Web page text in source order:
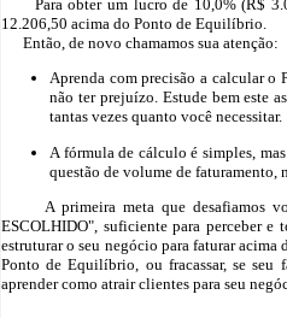
Para obter um lucro de 10,0% (R$
12.206,50 acima do Ponto de Equilíbrio.
Então, de novo chamamos sua atenção:
Aprenda com precisão a calcular o
não ter prejuízo. Estude bem este
tantas vezes quanto você necessitar.
A fórmula de cálculo é simples,
questão de volume de faturamento,
A primeira meta que desafiamos
ESCOLHIDO", suficiente para perceber e
estruturar o seu negócio para faturar acima
Ponto de Equilíbrio, ou fracassar, se seu
aprender como atrair clientes para seu